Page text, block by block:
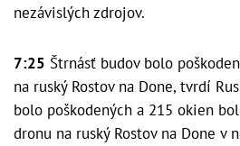
nezávislých zdrojov.
7:25 Štrnásť budov bolo
na ruský Rostov na Done, tvrdí
bolo poškodených a 215 okien
dronu na ruský Rostov na Done v